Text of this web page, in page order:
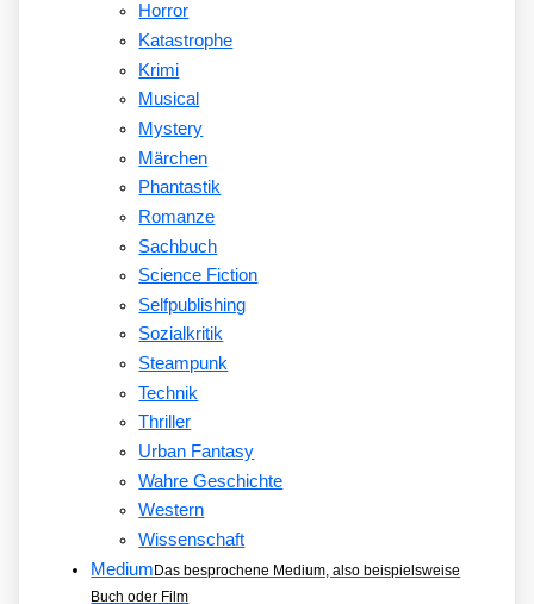
Horror
Katastrophe
Krimi
Musical
Mystery
Märchen
Phantastik
Romanze
Sachbuch
Science Fiction
Selfpublishing
Sozialkritik
Steampunk
Technik
Thriller
Urban Fantasy
Wahre Geschichte
Western
Wissenschaft
MediumDas besprochene Medium, also beispielsweise
Buch oder Film